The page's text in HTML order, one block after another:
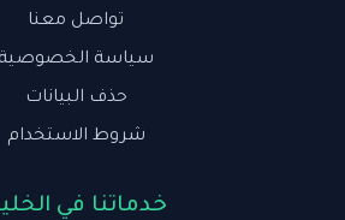
تواصل معنا
سياسة الخصوصية
حذف البيانات
شروط الاستخدام
خدماتنا في